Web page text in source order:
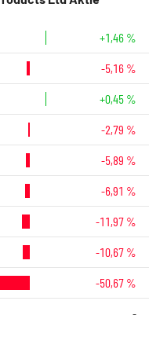
+1,46 %
-5,16 %
+0,45 %
-2,79 %
-5,89 %
-6,91 %
-11,97 %
-10,67 %
-50,67 %
-